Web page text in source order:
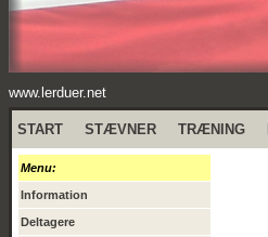
www.lerduer.net
START STÆVNER TRÆNING
Menu:
Information
Deltagere